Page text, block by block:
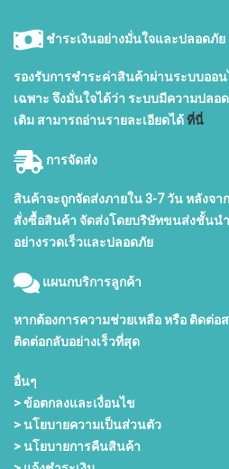
ชำระเงินอย่างมั่นใจและปลอดภัย
รองรับการชำระค่าสินค้าผ่านระบบออ
เฉพาะ จึงมั่นใจได้ว่า ระบบมีความปลอ
เติม สามารถอ่านรายละเอียดได้ที่นี่
การจัดส่ง
สินค้าจะถูกจัดส่งภายใน 3-7 วัน หลังจา
สั่งซื้อสินค้า จัดส่งโดยบริษัทขนส่งชั้นน
อย่างรวดเร็วและปลอดภัย
แผนกบริการลูกค้า
หากต้องการความช่วยเหลือ หรือ ติดต่อ
ติดต่อกลับอย่างเร็วที่สุด
อื่นๆ
> ข้อตกลงและเงื่อนไข
> นโยบายความเป็นส่วนตัว
> นโยบายการคืนสินค้า